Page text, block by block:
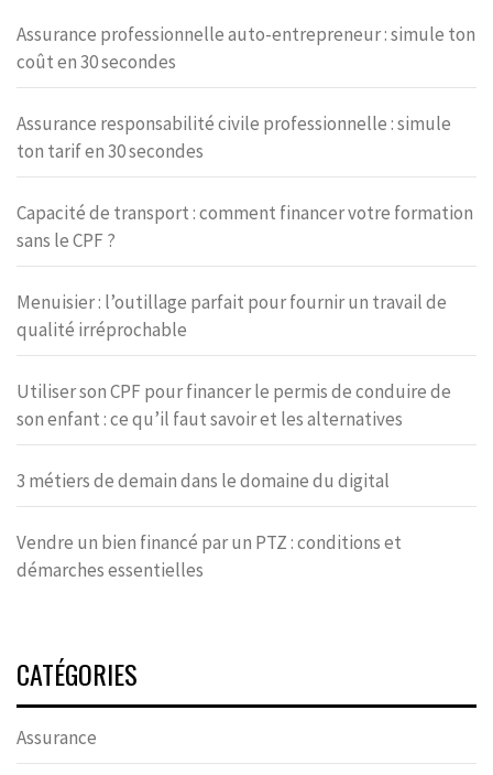
Assurance professionnelle auto-entrepreneur : simule ton
coût en 30 secondes
Assurance responsabilité civile professionnelle : simule
ton tarif en 30 secondes
Capacité de transport : comment financer votre formation
sans le CPF ?
Menuisier : l’outillage parfait pour fournir un travail de
qualité irréprochable
Utiliser son CPF pour financer le permis de conduire de
son enfant : ce qu’il faut savoir et les alternatives
3 métiers de demain dans le domaine du digital
Vendre un bien financé par un PTZ : conditions et
démarches essentielles
CATÉGORIES
Assurance